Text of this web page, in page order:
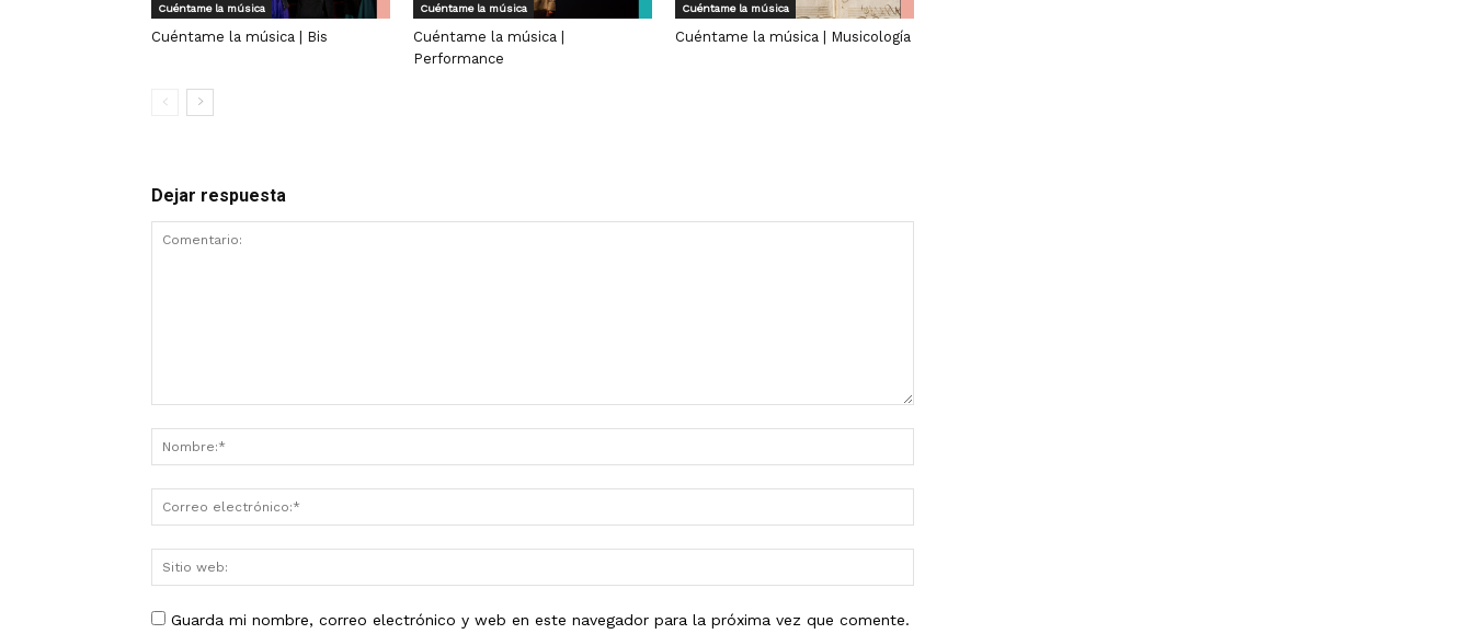
Cuéntame la música
Cuéntame la música | Bis
Cuéntame la música
Cuéntame la música |
Performance
Cuéntame la música
Cuéntame la música | Musicología
Dejar respuesta
Guarda mi nombre, correo electrónico y web en este navegador para la próxima vez que comente.